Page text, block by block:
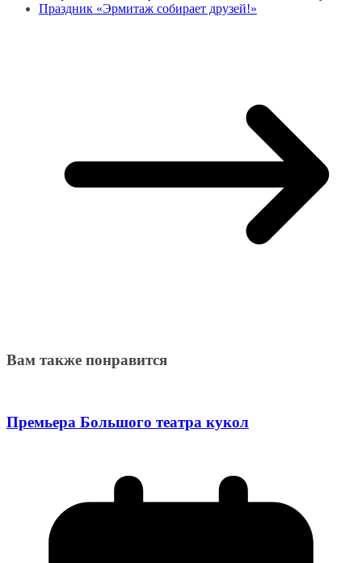
Праздник «Эрмитаж собирает друзей!»
Вам также понравится
Премьера Большого театра кукол